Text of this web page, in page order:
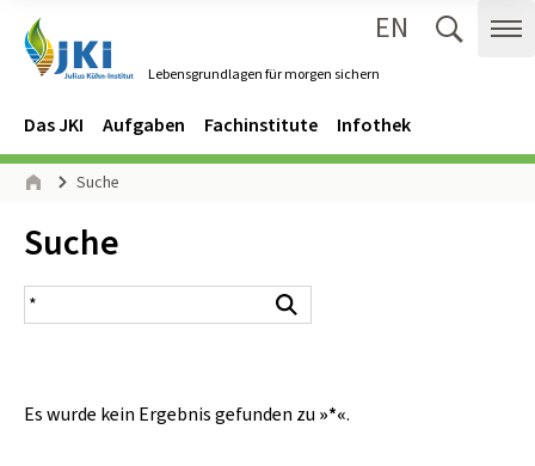
Lebensgrundlagen für morgen sichern
EN
Navigation
Hauptmenü
Das JKI Aufgaben Fachinstitute Infothek
Seitenpfad
Suche
Inhalt:
Suche
Suchergebnis
Es wurde kein Ergebnis gefunden zu »*«.